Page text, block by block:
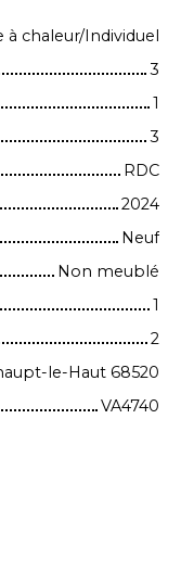
à chaleur/Individuel
3
1
3
RDC
2024
Neuf
Non meublé
1
2
le-Haut 68520
VA4740